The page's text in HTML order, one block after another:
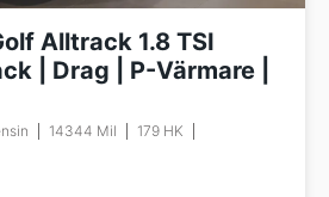
Alltrack 1.8 TSI
| Drag | P-Värmare |
14344 Mil
179 HK